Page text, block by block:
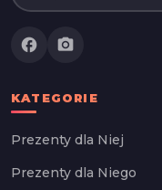
facebook photo_camera
KATEGORIE
Prezenty dla Niej
Prezenty dla Niego